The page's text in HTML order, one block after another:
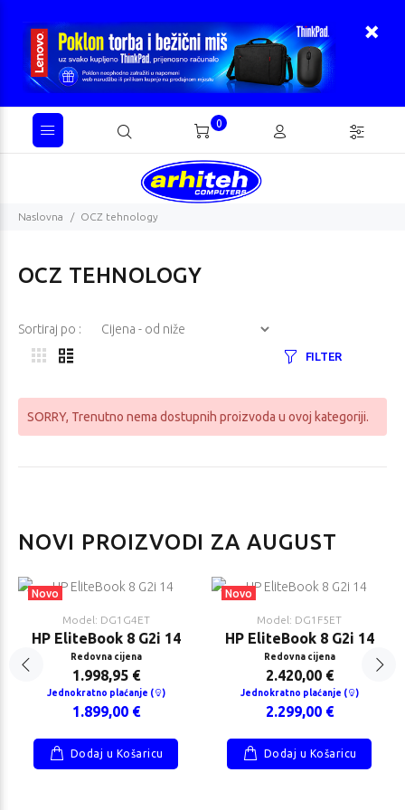
0
Naslovna OCZ tehnology
OCZ TEHNOLOGY
Sortiraj po :
FILTER
SORRY, Trenutno nema dostupnih proizvoda u ovoj kategoriji.
NOVI PROIZVODI ZA AUGUST
Novo
Model: DG1G4ET
HP EliteBook 8 G2i 14
Redovna cijena
1.998,95 €
Jednokratno plaćanje ( )
1.899,00 €
Dodaj u Košaricu
Novo
Model: DG1F5ET
HP EliteBook 8 G2i 14
Redovna cijena
2.420,00 €
Jednokratno plaćanje ( )
2.299,00 €
Dodaj u Košaricu
Yoga Pro
€
HP Z2 Tower G1i
Workstation
2.841,05 €
2.699,00 €